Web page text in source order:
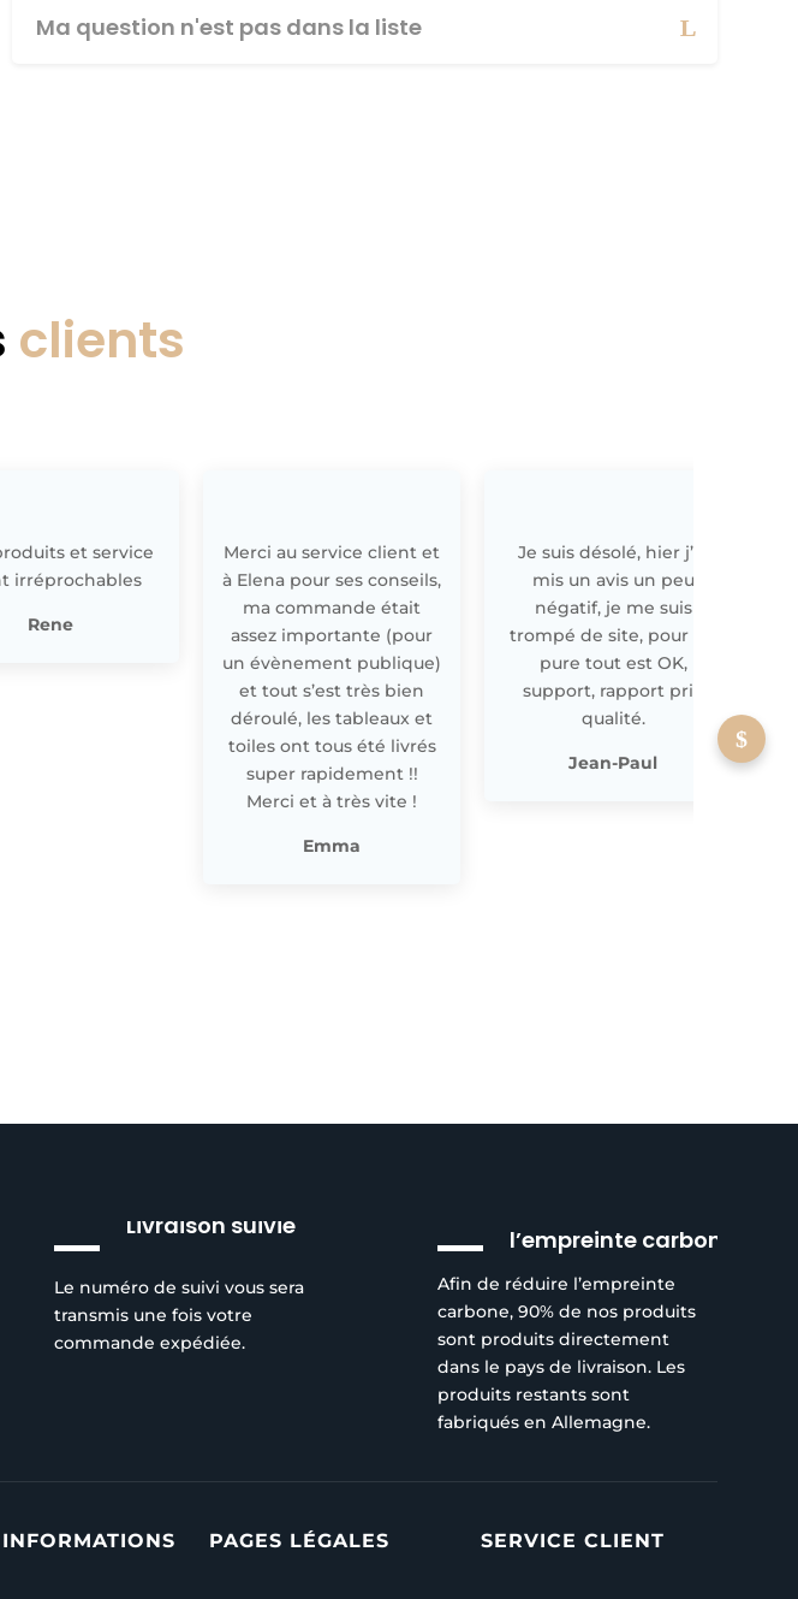
Ma question n'est pas dans la liste
clients
et service
irréprochables
Rene
Merci au service client et
à Elena pour ses conseils,
ma commande était
assez importante (pour
un évènement publique)
et tout s’est très bien
déroulé, les tableaux et
toiles ont tous été livrés
super rapidement !!
Merci et à très vite !
Emma
Je suis désolé, hier j’ai
mis un avis un peu
négatif, je me suis
trompé de site, pour off
pure tout est OK,
support, rapport prix
qualité.
Jean-Paul
Livraison suivie
Le numéro de suivi vous sera
transmis une fois votre
commande expédiée.
l’empreinte carbone
Afin de réduire l’empreinte
carbone, 90% de nos produits
sont produits directement
dans le pays de livraison. Les
produits restants sont
fabriqués en Allemagne.
INFORMATIONS PAGES LÉGALES SERVICE CLIENT